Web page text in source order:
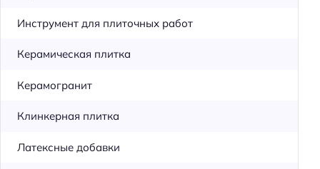
Инструмент для плиточных работ
Керамическая плитка
Керамогранит
Клинкерная плитка
Латексные добавки